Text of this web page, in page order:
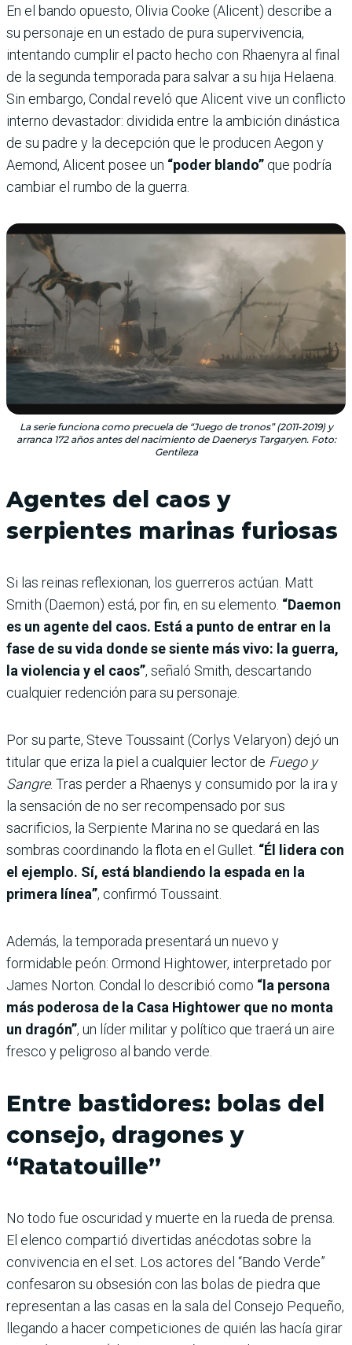
En el bando opuesto, Olivia Cooke (Alicent) describe a
su personaje en un estado de pura supervivencia,
intentando cumplir el pacto hecho con Rhaenyra al final
de la segunda temporada para salvar a su hija Helaena.
Sin embargo, Condal reveló que Alicent vive un conflicto
interno devastador: dividida entre la ambición dinástica
de su padre y la decepción que le producen Aegon y
Aemond, Alicent posee un “poder blando” que podría
cambiar el rumbo de la guerra.
La serie funciona como precuela de “Juego de tronos” (2011-2019) y
arranca 172 años antes del nacimiento de Daenerys Targaryen. Foto:
Gentileza
Agentes del caos y
serpientes marinas furiosas
Si las reinas reflexionan, los guerreros actúan. Matt
Smith (Daemon) está, por fin, en su elemento. “Daemon
es un agente del caos. Está a punto de entrar en la
fase de su vida donde se siente más vivo: la guerra,
la violencia y el caos”, señaló Smith, descartando
cualquier redención para su personaje.
Por su parte, Steve Toussaint (Corlys Velaryon) dejó un
titular que eriza la piel a cualquier lector de Fuego y
Sangre. Tras perder a Rhaenys y consumido por la ira y
la sensación de no ser recompensado por sus
sacrificios, la Serpiente Marina no se quedará en las
sombras coordinando la flota en el Gullet. “Él lidera con
el ejemplo. Sí, está blandiendo la espada en la
primera línea”, confirmó Toussaint.
Además, la temporada presentará un nuevo y
formidable peón: Ormond Hightower, interpretado por
James Norton. Condal lo describió como “la persona
más poderosa de la Casa Hightower que no monta
un dragón”, un líder militar y político que traerá un aire
fresco y peligroso al bando verde.
Entre bastidores: bolas del
consejo, dragones y
“Ratatouille”
No todo fue oscuridad y muerte en la rueda de prensa.
El elenco compartió divertidas anécdotas sobre la
convivencia en el set. Los actores del “Bando Verde”
confesaron su obsesión con las bolas de piedra que
representan a las casas en la sala del Consejo Pequeño,
llegando a hacer competiciones de quién las hacía girar